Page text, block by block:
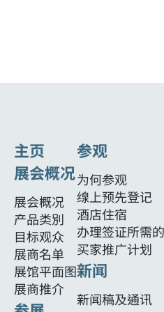
主页
展会概况
展会概况
产品类別
目标观众
展商名单
展馆平面图
展商推介
参观
为何参观
缐上预先登记
酒店住宿
办理签证所需
买家推广计划
新闻
新闻稿及通讯